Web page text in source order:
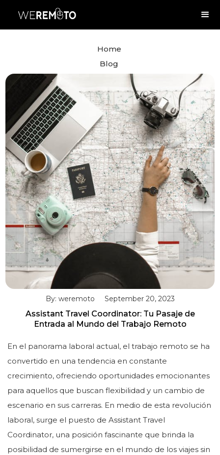
Home
Blog
By: weremoto September 20, 2023
Assistant Travel Coordinator: Tu Pasaje de
Entrada al Mundo del Trabajo Remoto
En el panorama laboral actual, el trabajo remoto se ha
convertido en una tendencia en constante
crecimiento, ofreciendo oportunidades emocionantes
para aquellos que buscan flexibilidad y un cambio de
escenario en sus carreras. En medio de esta revolución
laboral, surge el puesto de Assistant Travel
Coordinator, una posición fascinante que brinda la
posibilidad de sumergirse en el mundo de los viajes sin